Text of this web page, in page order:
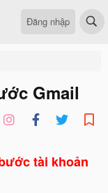
Đăng nhập
Gmail
tài khoản